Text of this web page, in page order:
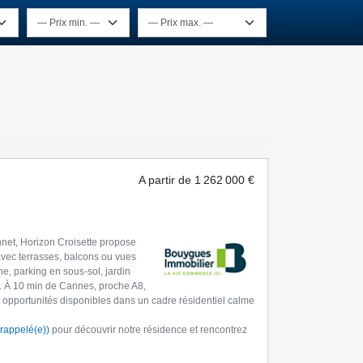
A partir de 1 262 000 €
Horizon Croisette propose
terrasses, balcons ou vues
parking en sous-sol, jardin
10 min de Cannes, proche A8,
disponibles dans un cadre résidentiel calme
pour découvrir notre résidence et rencontrez